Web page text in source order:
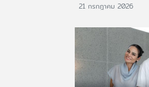
21 กรกฎาคม 2026